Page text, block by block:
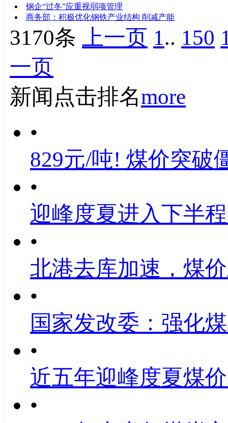
钢企“过冬”应重视弱项管理
商务部：积极优化钢铁产业结构 削减产能
3170条 上一页 1.. 150
一页
新闻点击排名more
•
829元/吨! 煤价突破
•
迎峰度夏进入下半
•
北港去库加速，煤
•
国家发改委：强化
•
近五年迎峰度夏煤
•